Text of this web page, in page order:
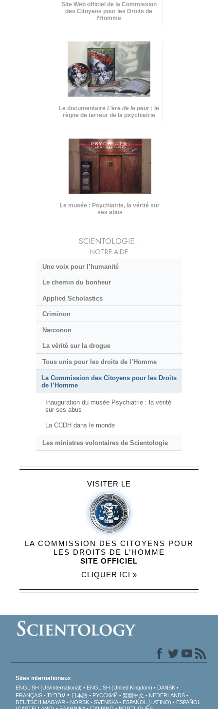
Site Web officiel de la Commission
des Citoyens pour les Droits de
l’Homme
Le documentaire L’ère de la peur: le
règne de terreur de la psychiatrie
Le musée : Psychiatrie, la vérité sur
ses abus
SCIENTOLOGIE :
NOTRE AIDE
Une voix pour l’humanité
Le chemin du bonheur
Applied Scholastics
Criminon
Narconon
La vérité sur la drogue
Tous unis pour les droits de l’Homme
La Commission des Citoyens pour les Droits
de l’Homme
Inauguration du musée Psychiatrie : la vérité
sur ses abus
La CCDH dans le monde
Les ministres volontaires de Scientologie
VISITER LE
LA COMMISSION DES CITOYENS POUR
LES DROITS DE L’HOMME
SITE OFFICIEL
CLIQUER ICI »
Sites internationaux
ENGLISH (US/International) ENGLISH (United Kingdom)
DANSK
FRANÇAIS
עברית 日本語 РУССКИЙ 繁體中文
NEDERLANDS
DEUTSCH MAGYAR NORSK SVENSKA ESPAÑOL (LATINO)
ESPAÑOL